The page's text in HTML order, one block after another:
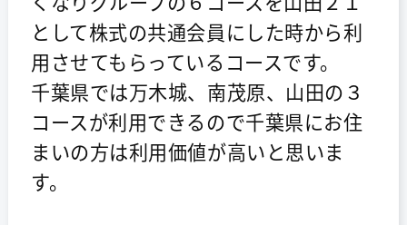
として株式の共通会員にした時から利
用させてもらっているコースです。
千葉県では万木城、南茂原、山田の３
コースが利用できるので千葉県にお住
まいの方は利用価値が高いと思いま
す。